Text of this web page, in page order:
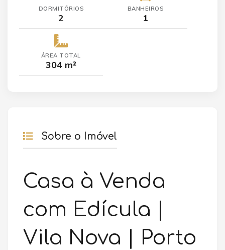
DORMITÓRIOS
2
BANHEIROS
1
ÁREA TOTAL
304 m²
Sobre o Imóvel
Casa à Venda
com Edícula |
Vila Nova | Porto